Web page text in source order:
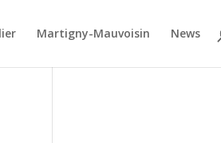
Martigny-Mauvoisin News